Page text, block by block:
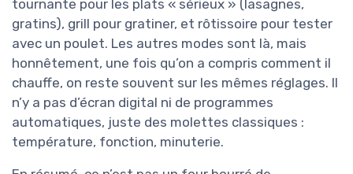
tournante pour les plats « sérieux » (lasagnes,
gratins), grill pour gratiner, et rôtissoire pour tester
avec un poulet. Les autres modes sont là, mais
honnêtement, une fois qu’on a compris comment il
chauffe, on reste souvent sur les mêmes réglages. Il
n’y a pas d’écran digital ni de programmes
automatiques, juste des molettes classiques :
température, fonction, minuterie.